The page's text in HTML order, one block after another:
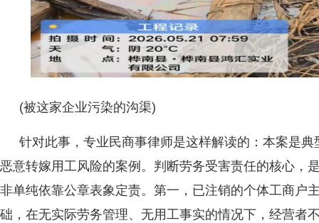
(被这家企业污染的沟渠)
针对此事，专业民商事律师是这样解读的：本案是
恶意转嫁用工风险的案例。判断劳务受害责任的核心，
非单纯依靠公章表象定责。第一，已注销的个体工商户
础，在无实际劳务管理、无用工事实的情况下，经营者